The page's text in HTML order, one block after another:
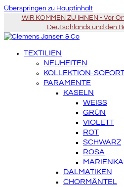
Überspringen zu Hauptinhalt
WIR KOMMEN ZU IHNEN - Vor
Deutschlands und den
TEXTILIEN
NEUHEITEN
KOLLEKTION-
PARAMENTE
KASELN
WEISS
GRÜN
VIOLETT
ROT
SCHWARZ
ROSA
DALMATIKEN
CHORMÄNTEL